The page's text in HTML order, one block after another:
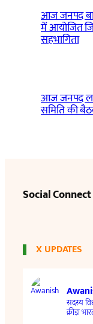
आज जनपद
में आयोजित
सहभागिता
आज जनपद
समिति की
Social Connect
X UPDATES